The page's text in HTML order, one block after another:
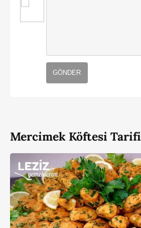
GÖNDER
Mercimek Köftesi Tarifi